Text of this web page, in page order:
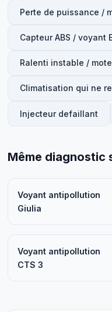
Perte de puissance /
Capteur ABS / voyant
Ralenti instable /
Climatisation qui ne
Injecteur defaillant
Même diagnostic
Voyant antipollution
Giulia
Voyant antipollution
CTS 3